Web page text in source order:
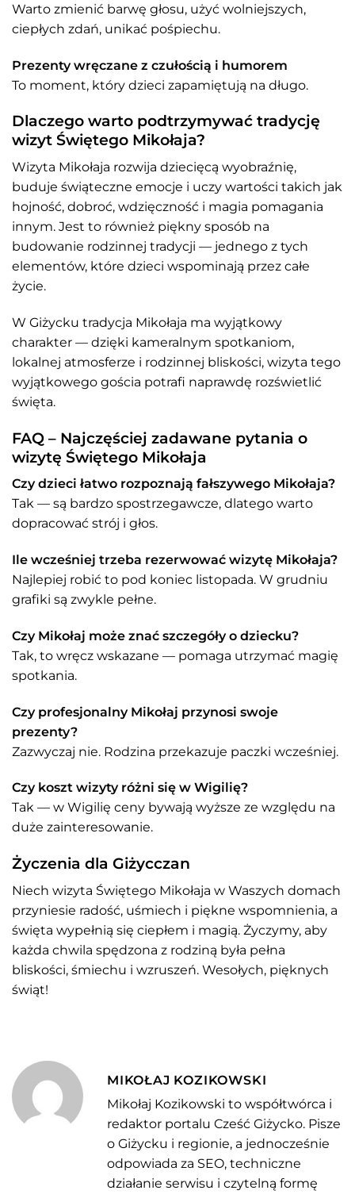
Warto zmienić barwę głosu, użyć wolniejszych,
ciepłych zdań, unikać pośpiechu.
Prezenty wręczane z czułością i humorem
To moment, który dzieci zapamiętują na długo.
Dlaczego warto podtrzymywać tradycję
wizyt Świętego Mikołaja?
Wizyta Mikołaja rozwija dziecięcą wyobraźnię,
buduje świąteczne emocje i uczy wartości takich jak
hojność, dobroć, wdzięczność i magia pomagania
innym. Jest to również piękny sposób na
budowanie rodzinnej tradycji — jednego z tych
elementów, które dzieci wspominają przez całe
życie.
W Giżycku tradycja Mikołaja ma wyjątkowy
charakter — dzięki kameralnym spotkaniom,
lokalnej atmosferze i rodzinnej bliskości, wizyta tego
wyjątkowego gościa potrafi naprawdę rozświetlić
święta.
FAQ – Najczęściej zadawane pytania o
wizytę Świętego Mikołaja
Czy dzieci łatwo rozpoznają fałszywego Mikołaja?
Tak — są bardzo spostrzegawcze, dlatego warto
dopracować strój i głos.
Ile wcześniej trzeba rezerwować wizytę Mikołaja?
Najlepiej robić to pod koniec listopada. W grudniu
grafiki są zwykle pełne.
Czy Mikołaj może znać szczegóły o dziecku?
Tak, to wręcz wskazane — pomaga utrzymać magię
spotkania.
Czy profesjonalny Mikołaj przynosi swoje
prezenty?
Zazwyczaj nie. Rodzina przekazuje paczki wcześniej.
Czy koszt wizyty różni się w Wigilię?
Tak — w Wigilię ceny bywają wyższe ze względu na
duże zainteresowanie.
Życzenia dla Giżycczan
Niech wizyta Świętego Mikołaja w Waszych domach
przyniesie radość, uśmiech i piękne wspomnienia, a
święta wypełnią się ciepłem i magią. Życzymy, aby
każda chwila spędzona z rodziną była pełna
bliskości, śmiechu i wzruszeń. Wesołych, pięknych
świąt!
MIKOŁAJ KOZIKOWSKI
Mikołaj Kozikowski to współtwórca i
redaktor portalu Cześć Giżycko. Pisze
o Giżycku i regionie, a jednocześnie
odpowiada za SEO, techniczne
działanie serwisu i czytelną formę